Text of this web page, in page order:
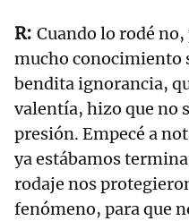
Cuando lo rodé
mucho conocimiento
bendita ignorancia,
valentía, hizo que no
presión. Empecé a
ya estábamos
rodaje nos
fenómeno, para que